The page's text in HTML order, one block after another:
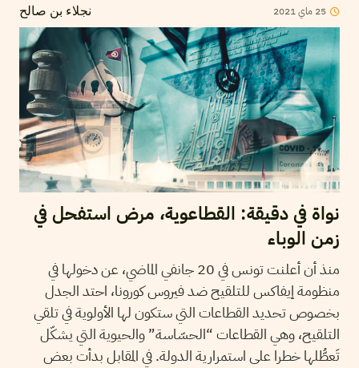
نجلاء بن صالح 25 ماي2021
نواة في دقيقة: القطاعوية، مرض استفحل في
زمن الوباء
منذ أن أعلنت تونس في 20 جانفي الماضي، عن دخولها في
منظومة إيفاكس للتلقيح ضد فيروس كورونا، احتد الجدل
بخصوص تحديد القطاعات التي ستكون لها الأولوية في تلقي
التلقيح، وهي القطاعات “الحسّاسة” والحيوية التي يشكّل
تَعطُّلها خطرا على استمرارية الدولة. في المقابل بدأت بعض